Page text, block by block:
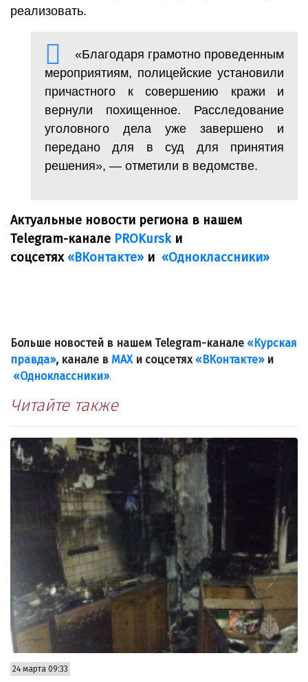
реализовать.
«Благодаря грамотно проведенным
мероприятиям, полицейские установили
причастного к совершению кражи и
вернули похищенное. Расследование
уголовного дела уже завершено и
передано для в суд для принятия
решения», — отметили в ведомстве.
Актуальные новости региона в нашем
Telegram-канале PROKurskи
соцсетях «ВКонтакте» и «Одноклассники»
Больше новостей в нашем Telegram-канале «Курская
правда», канале в МАХи соцсетях «ВКонтакте»и
«Одноклассники».
Читайте также
24 марта 09:33